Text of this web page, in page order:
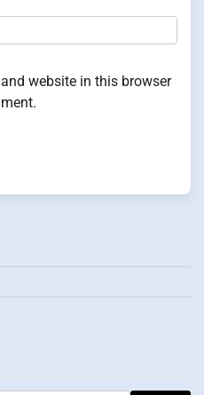
website in this browser